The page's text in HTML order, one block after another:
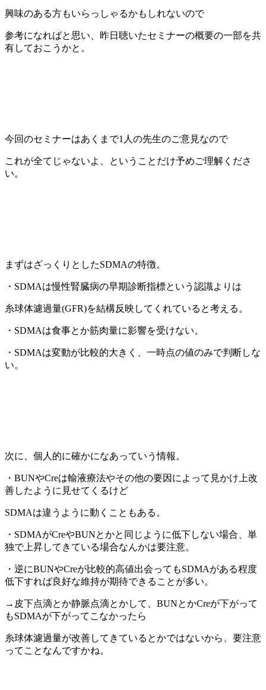
興味のある方もいらっしゃるかもしれないので
参考になればと思い、昨日聴いたセミナーの概要の一部を共
有しておこうかと。
今回のセミナーはあくまで1人の先生のご意見なので
これが全てじゃないよ、ということだけ予めご理解くださ
い。
まずはざっくりとしたSDMAの特徴。
・SDMAは慢性腎臓病の早期診断指標という認識よりは
糸球体濾過量(GFR)を結構反映してくれていると考える。
・SDMAは食事とか筋肉量に影響を受けない。
・SDMAは変動が比較的大きく、一時点の値のみで判断しな
い。
次に、個人的に確かになあっていう情報。
・BUNやCreは輸液療法やその他の要因によって見かけ上改
善したように見せてくるけど
SDMAは違うように動くこともある。
・SDMAがCreやBUNとかと同じように低下しない場合、単
独で上昇してきている場合なんかは要注意。
・逆にBUNやCreが比較的高値出会ってもSDMAがある程度
低下すれば良好な維持が期待できることが多い。
→皮下点滴とか静脈点滴とかして、BUNとかCreが下がって
もSDMAが下がってこなかったら
糸球体濾過量が改善してきているとかではないから、要注意
ってことなんですかね。